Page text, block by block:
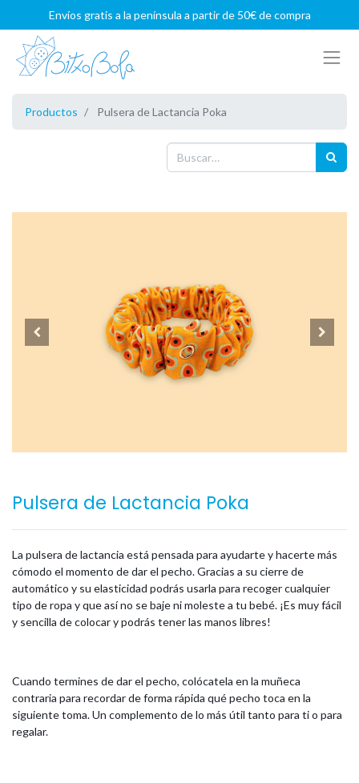
Envíos gratis a la península a partir de 50€ de compra
Productos Pulsera de Lactancia Poka
Pulsera de Lactancia Poka
La pulsera de lactancia está pensada para ayudarte y hacerte más
cómodo el momento de dar el pecho. Gracias a su cierre de
automático y su elasticidad podrás usarla para recoger cualquier
tipo de ropa y que así no se baje ni moleste a tu bebé. ¡Es muy fácil
y sencilla de colocar y podrás tener las manos libres!
Cuando termines de dar el pecho, colócatela en la muñeca
contraria para recordar de forma rápida qué pecho toca en la
siguiente toma. Un complemento de lo más útil tanto para ti o para
regalar.